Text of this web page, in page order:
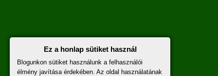
Ez a honlap sütiket használ
Blogunkon sütiket használunk a felhasználói
élmény javítása érdekében. Az oldal használatának